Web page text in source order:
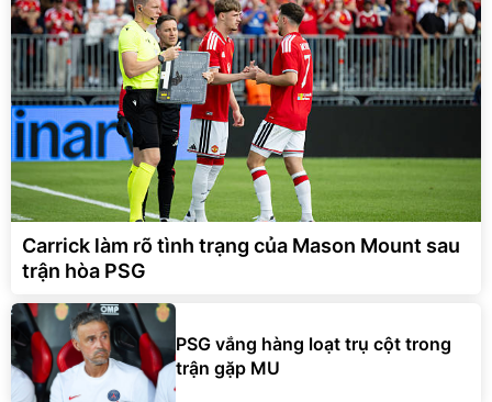
Carrick làm rõ tình trạng của Mason Mount sau
trận hòa PSG
PSG vắng hàng loạt trụ cột trong
trận gặp MU